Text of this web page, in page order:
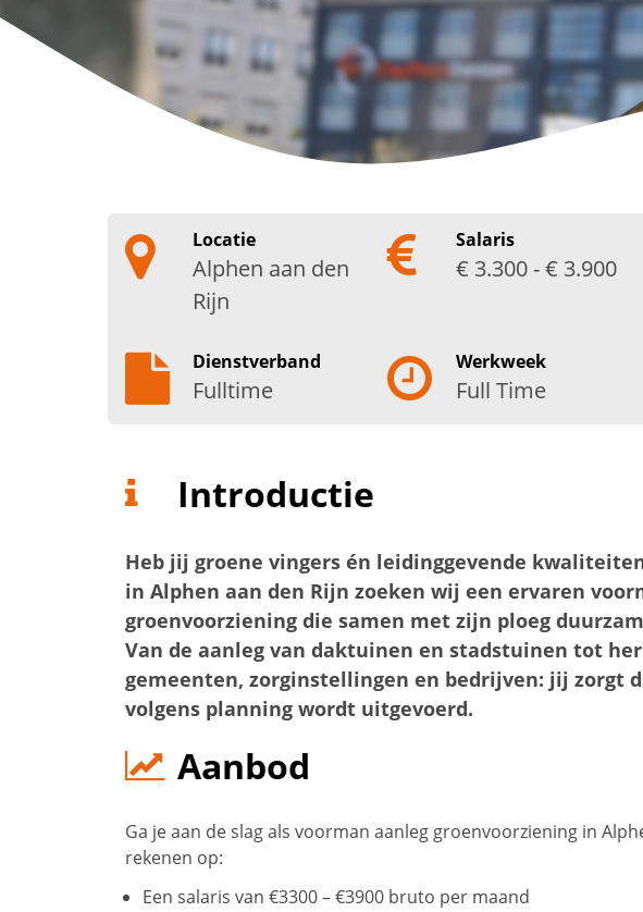
Locatie
Alphen aan den
Rijn
Salaris
€ 3.300 - € 3.900
Dienstverband
Fulltime
Werkweek
Full Time
Introductie
Heb jij groene vingers én leidinggevende
in Alphen aan den Rijn zoeken wij een ervaren
groenvoorziening die samen met zijn ploeg
Van de aanleg van daktuinen en stadstuinen tot
gemeenten, zorginstellingen en bedrijven: jij zorgt
volgens planning wordt uitgevoerd.
Aanbod
Ga je aan de slag als voorman aanleg groenvoorziening in
rekenen op:
Een salaris van €3300 – €3900 bruto per maand